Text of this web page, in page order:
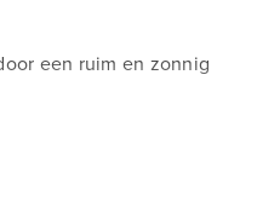
een ruim en zonnig